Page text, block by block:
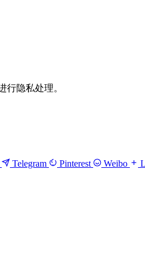
行隐私处理。
Telegram Pinterest Weibo